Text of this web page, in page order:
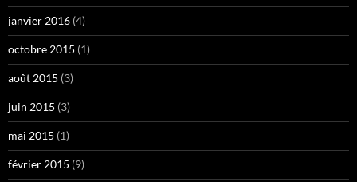
janvier 2016 (4)
octobre 2015 (1)
août 2015 (3)
juin 2015 (3)
mai 2015 (1)
février 2015 (9)